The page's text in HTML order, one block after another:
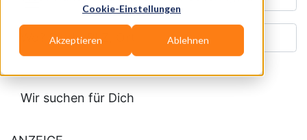
Cookie-Einstellungen
Akzeptieren Ablehnen
Wo? Stadt, PLZ, Ort
Wir suchen für Dich